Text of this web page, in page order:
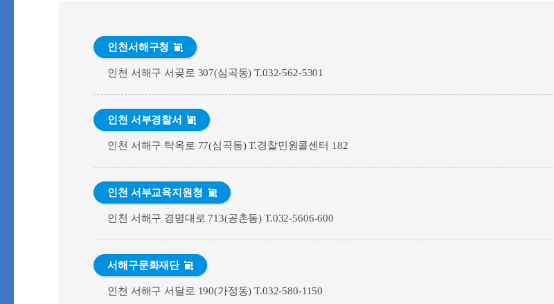
인천서해구청
인천 서해구 서곶로 307(심곡동) T.032-562-5301
인천 서부경찰서
인천 서해구 탁옥로 77(심곡동) T.경찰민원콜센터 182
인천 서부교육지원청
인천 서해구 경명대로 713(공촌동) T.032-5606-600
서해구문화재단
인천 서해구 서달로 190(가정동) T.032-580-1150